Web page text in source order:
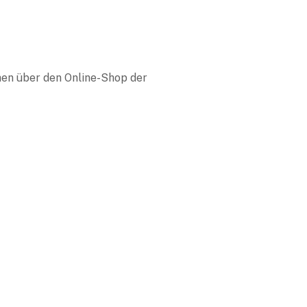
über den Online-Shop der